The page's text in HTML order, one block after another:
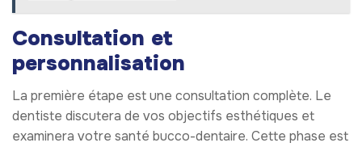
Consultation et
personnalisation
La première étape est une consultation complète. Le
dentiste discutera de vos objectifs esthétiques et
examinera votre santé bucco-dentaire. Cette phase est